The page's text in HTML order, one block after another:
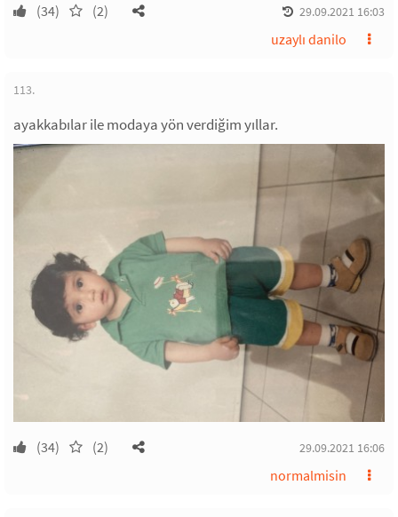
(34) (2) 29.09.2021 16:03
uzaylı danilo
113.
ayakkabılar ile modaya yön verdiğim yıllar.
(34) (2) 29.09.2021 16:06
normalmisin